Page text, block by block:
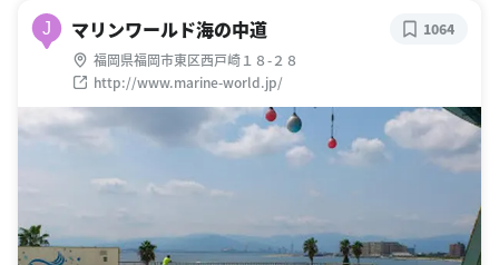
J マリンワールド海の中道
福岡県福岡市東区西戸崎１８-２８
http://www.marine-world.jp/
1064